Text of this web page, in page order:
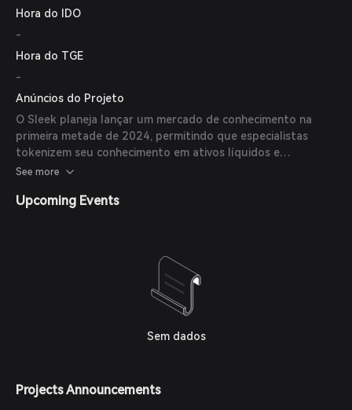
Hora do IDO
-
Hora do TGE
-
Anúncios do Projeto
O Sleek planeja lançar um mercado de conhecimento na
primeira metade de 2024, permitindo que especialistas
tokenizem seu conhecimento em ativos líquidos e
acessíveis.
See more
Upcoming Events
Sem dados
Projects Announcements